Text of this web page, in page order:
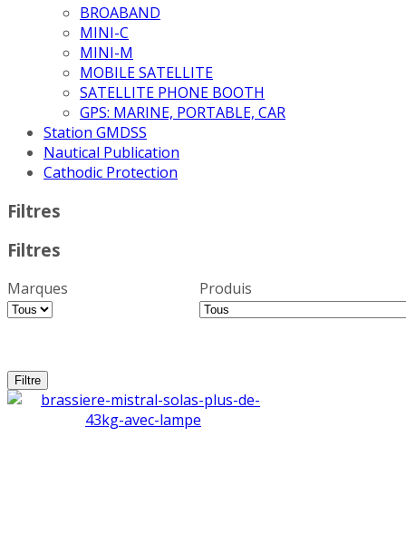
BROABAND
MINI-C
MINI-M
MOBILE SATELLITE
SATELLITE PHONE BOOTH
GPS: MARINE, PORTABLE, CAR
Station GMDSS
Nautical Publication
Cathodic Protection
Filtres
Filtres
Marques Produis